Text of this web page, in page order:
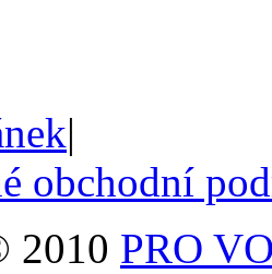
|
obchodní
2010 PRO